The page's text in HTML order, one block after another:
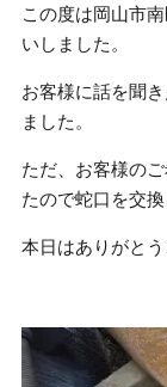
この度は岡山市
いしました。
お客様に話を聞
ました。
ただ、お客様の
たので蛇口を交
本日はありがとう